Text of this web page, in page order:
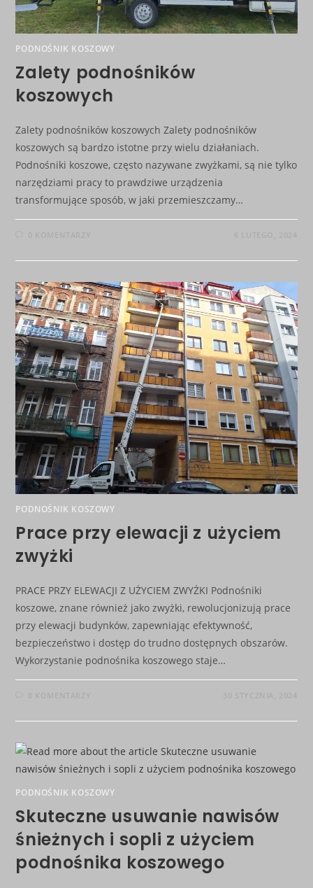
PODNOŚNIK KOSZOWY
Zalety podnośników
koszowych
Zalety podnośników koszowych Zalety podnośników
koszowych są bardzo istotne przy wielu działaniach.
Podnośniki koszowe, często nazywane zwyżkami, są nie tylko
narzędziami pracy to prawdziwe urządzenia
transformujące sposób, w jaki przemieszczamy…
PODNOŚNIK KOSZOWY
Prace przy elewacji z użyciem
zwyżki
PRACE PRZY ELEWACJI Z UŻYCIEM ZWYŻKI Podnośniki
koszowe, znane również jako zwyżki, rewolucjonizują prace
przy elewacji budynków, zapewniając efektywność,
bezpieczeństwo i dostęp do trudno dostępnych obszarów.
Wykorzystanie podnośnika koszowego staje…
PODNOŚNIK KOSZOWY
Skuteczne usuwanie nawisów
śnieżnych i sopli z użyciem
podnośnika koszowego